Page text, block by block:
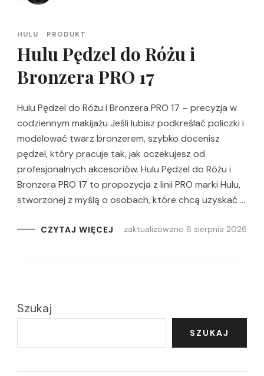
HULU PRODUKT
Hulu Pędzel do Różu i
Bronzera PRO 17
Hulu Pędzel do Różu i Bronzera PRO 17 – precyzja w
codziennym makijażu Jeśli lubisz podkreślać policzki i
modelować twarz bronzerem, szybko docenisz
pędzel, który pracuje tak, jak oczekujesz od
profesjonalnych akcesoriów. Hulu Pędzel do Różu i
Bronzera PRO 17 to propozycja z linii PRO marki Hulu,
stworzonej z myślą o osobach, które chcą uzyskać …
CZYTAJ WIĘCEJ zaktualizowano 6 sierpnia 2026
Szukaj
SZUKAJ